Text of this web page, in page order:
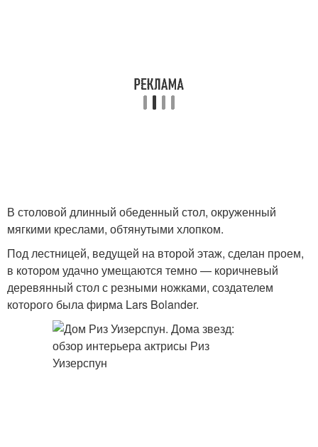
В столовой длинный обеденный стол, окруженный
мягкими креслами, обтянутыми хлопком.
Под лестницей, ведущей на второй этаж, сделан проем,
в котором удачно умещаются темно — коричневый
деревянный стол с резными ножками, создателем
которого была фирма Lars Bolander.